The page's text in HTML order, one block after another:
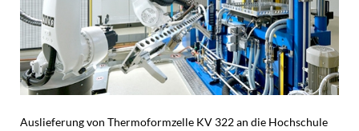
Auslieferung von Thermoformzelle KV 322 an die Hochschule